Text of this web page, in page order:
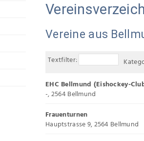
Vereine aus
Textfilter:
EHC Bellmund (Eishockey-
-, 2564 Bellmund
Frauenturnen
Hauptstrasse 9, 2564 Bellmund